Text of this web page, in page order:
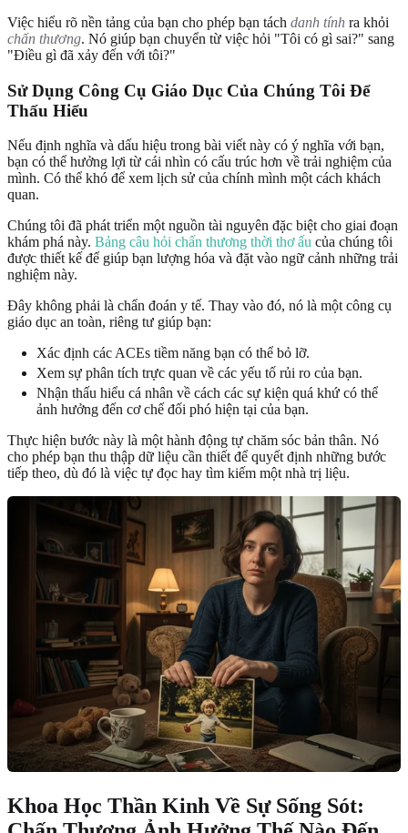
Việc hiểu rõ nền tảng của bạn cho phép bạn tách danh tính ra khỏi
chấn thương. Nó giúp bạn chuyển từ việc hỏi "Tôi có gì sai?" sang
"Điều gì đã xảy đến với tôi?"
Sử Dụng Công Cụ Giáo Dục Của Chúng Tôi Để
Thấu Hiểu
Nếu định nghĩa và dấu hiệu trong bài viết này có ý nghĩa với bạn,
bạn có thể hưởng lợi từ cái nhìn có cấu trúc hơn về trải nghiệm của
mình. Có thể khó để xem lịch sử của chính mình một cách khách
quan.
Chúng tôi đã phát triển một nguồn tài nguyên đặc biệt cho giai đoạn
khám phá này. Bảng câu hỏi chấn thương thời thơ ấu của chúng tôi
được thiết kế để giúp bạn lượng hóa và đặt vào ngữ cảnh những trải
nghiệm này.
Đây không phải là chẩn đoán y tế. Thay vào đó, nó là một công cụ
giáo dục an toàn, riêng tư giúp bạn:
Xác định các ACEs tiềm năng bạn có thể bỏ lỡ.
Xem sự phân tích trực quan về các yếu tố rủi ro của bạn.
Nhận thấu hiểu cá nhân về cách các sự kiện quá khứ có thể
ảnh hưởng đến cơ chế đối phó hiện tại của bạn.
Thực hiện bước này là một hành động tự chăm sóc bản thân. Nó
cho phép bạn thu thập dữ liệu cần thiết để quyết định những bước
tiếp theo, dù đó là việc tự đọc hay tìm kiếm một nhà trị liệu.
Khoa Học Thần Kinh Về Sự Sống Sót: